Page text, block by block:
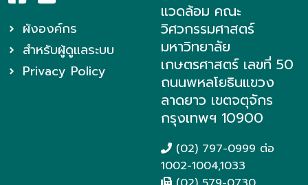
ผังองค์กร
สำหรับผู้ดูแลระบบ
Privacy Policy
แวดล้อม คณะ
วิศวกรรมศาสตร์
มหาวิทยาลัย
เกษตรศาสตร์ เลขที่ 50
ถนนพหลโยธินแขวง
ลาดยาว เขตจตุจักร
กรุงเทพฯ 10900
(02) 797-0999 ต่อ
1002-1004,1033